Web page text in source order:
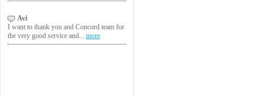
Avi
I want to thank you and Concord team for
the very good service and... more